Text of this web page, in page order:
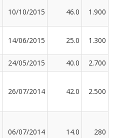
10/10/2015 46.0 1.900
14/06/2015 25.0 1.300
24/05/2015 40.0
2.700
26/07/2014 42.0 2.500
06/07/2014 14.0 280